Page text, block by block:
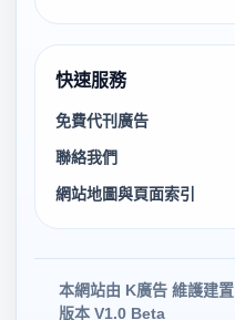
快速服務
免費代刊廣告
聯絡我們
網站地圖與頁面索引
本網站由 K廣告 維護建置
版本 V1.0 Beta